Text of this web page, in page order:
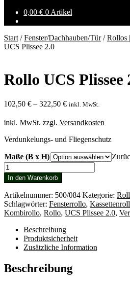
0,00 € 0 Artikel
Start /Fenster/Dachhauben/Tür/Rollos
UCS Plissee 2.0
Rollo UCS Plissee
102,50 € – 322,50 € inkl. MwSt.
inkl. MwSt. zzgl. Versandkosten
Verdunkelungs- und Fliegenschutz
Maße (B x H)
Rollo
UCS
Plissee
2.0
Menge
In den Warenkorb
Artikelnummer: 500/084 Kategorie:
Schlagwörter: Fensterrollo,
Kombirollo, Rollo, UCS Plissee 2.0,
Beschreibung
Produktsicherheit
Zusätzliche Information
Beschreibung